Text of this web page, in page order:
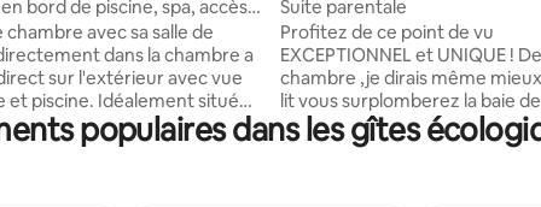
bord de piscine, spa, accès
avec sa salle de
dans la chambre a
sur l'extérieur avec vue
Idéalement situé
notre établissement
situation idéale, avec
Suite parentale
Profitez de ce point de vu
EXCEPTIONNEL et UNIQUE ! De votre
chambre ,je dirais même
lit vous surplomberez la baie de
Calcatoggio à Cargèse , vous
jouir d’une piscine avec un lit baldaquin
populaires dans les gîtes